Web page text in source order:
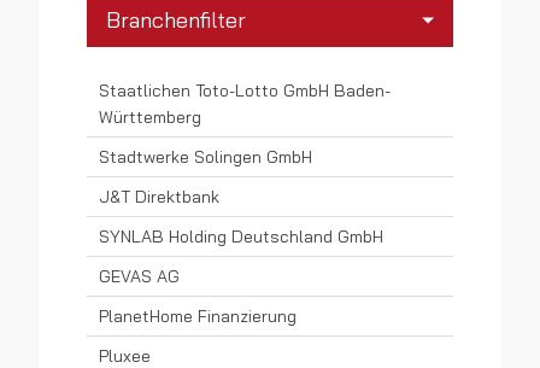
Branchenfilter
Banken
Consumer Electronics
Einzelhandel
Elektrotechnologie
Energiedienstleistungen
Finanzdienstleistungen
Staatlichen Toto-Lotto GmbH Baden-
Württemberg
Stadtwerke Solingen GmbH
J&T Direktbank
SYNLAB Holding Deutschland GmbH
GEVAS AG
PlanetHome Finanzierung
Pluxee